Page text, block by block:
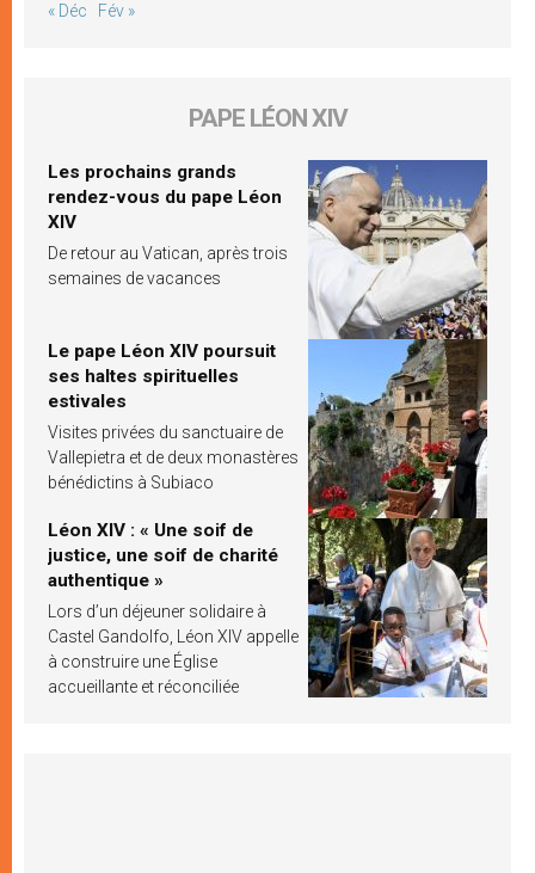
« Déc Fév »
PAPE LÉON XIV
Les prochains grands
rendez-vous du pape Léon
XIV
De retour au Vatican, après trois
semaines de vacances
Le pape Léon XIV poursuit
ses haltes spirituelles
estivales
Visites privées du sanctuaire de
Vallepietra et de deux monastères
bénédictins à Subiaco
Léon XIV : « Une soif de
justice, une soif de charité
authentique »
Lors d’un déjeuner solidaire à
Castel Gandolfo, Léon XIV appelle
à construire une Église
accueillante et réconciliée